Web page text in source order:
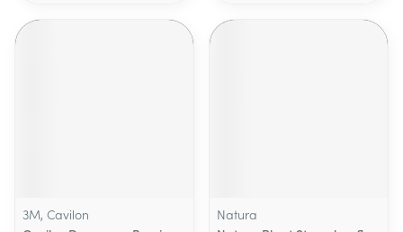
3M, Cavilon
Natura